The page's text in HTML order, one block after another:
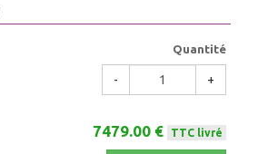
Quantité
- +
7479.00 € TTC livré